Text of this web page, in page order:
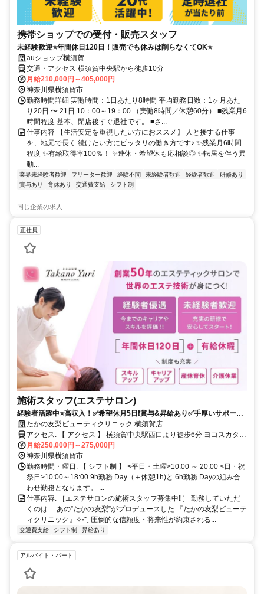
携帯ショップでの受付・販売スタッフ
未経験歓迎⭐年間休日120日！販売でも休みは削らなくてOK⭐
auショップ横須賀
交通・アクセス 横須賀中央駅から徒歩10分
月給210,000円～405,000円
神奈川県横須賀市
勤務時間詳細 実働時間：1日あたり8時間 平均勤務日数：1ヶ月あた
り20日 〜 21日 10：00～19：00 （実働8時間／休憩60分） ■残業月6
時間程度 基本、閉店後すぐ退社です。 ■さ...
仕事内容 【生活安定を重視したい方におススメ】 人と接する仕事
を、地元で長く 続けたい方にピッタリの働き方です♪ ✨残業月6時間
程度 ✨有給取得率100％！ ✨連休・希望休も応相談◎ ✨転居を伴う異
動...
業界未経験者歓迎 フリーター歓迎 経験不問 未経験者歓迎 経験者歓迎
研修あり
賞与あり
育休あり 交通費支給 シフト制
同じ企業の求人
正社員
施術スタッフ(エステサロン)
経験者活躍中⭐️高収入！✅希望休月5日❗️賞与&昇給あり✅手厚いサポート
★豊富な福利厚生が充実♪育児サポート支援もあり◎
たかの友梨ビューティクリニック 横須賀店
アクセス: 【 アクセス 】 横須賀中央駅西口より徒歩6分 ヨコスカタワ
ー8F
月給250,000円～275,000円
神奈川県横須賀市
勤務時間・曜日: 【 シフト制 】 <平日・土曜>10:00 ～ 20:00 <日・祝
祭日>10:00～18:00 9h勤務 Day（＋休憩1h)と 6h勤務 Dayの組み合
わせ勤務となります。 ...
仕事内容: ［エステサロンの施術スタッフ募集中‼］ 勤務していただ
くのは.... あの”たかの友梨”がプロデュースした 『たかの友梨ビューテ
ィクリニック』✧༚⁺˳ 圧倒的な信頼度・将来性が約束される...
交通費支給 シフト制 昇給あり
アルバイト・パート